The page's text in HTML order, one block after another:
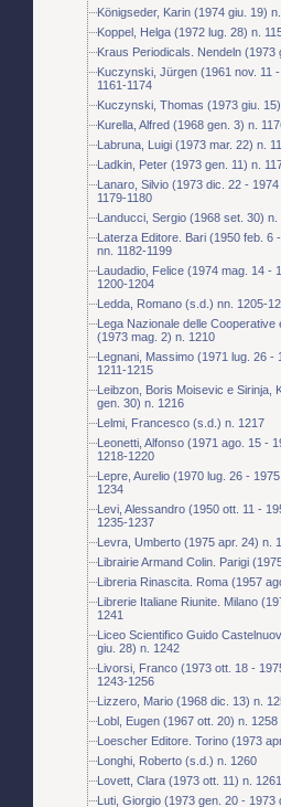
Königseder, Karin (1974 giu. 19)
Koppel, Helga (1972 lug. 28) n.
Kraus Periodicals. Nendeln (1973
Kuczynski, Jürgen (1961 nov. 11
1161-1174
Kuczynski, Thomas (1973 giu.
Kurella, Alfred (1968 gen. 3) n.
Labruna, Luigi (1973 mar. 22) n.
Ladkin, Peter (1973 gen. 11) n.
Lanaro, Silvio (1973 dic. 22 - 1974
1179-1180
Landucci, Sergio (1968 set. 30) n.
Laterza Editore. Bari (1950 feb. 6
nn. 1182-1199
Laudadio, Felice (1974 mag. 14 -
1200-1204
Ledda, Romano (s.d.) nn. 1205-
Lega Nazionale delle Cooperative
(1973 mag. 2) n. 1210
Legnani, Massimo (1971 lug. 26 -
1211-1215
Leibzon, Boris Moisevic e Sirinja,
gen. 30) n. 1216
Lelmi, Francesco (s.d.) n. 1217
Leonetti, Alfonso (1971 ago. 15 -
1218-1220
Lepre, Aurelio (1970 lug. 26 -
1234
Levi, Alessandro (1950 ott. 11 -
1235-1237
Levra, Umberto (1975 apr. 24) n.
Librairie Armand Colin. Parigi
Libreria Rinascita. Roma (1957
Librerie Italiane Riunite. Milano
1241
Liceo Scientifico Guido
giu. 28) n. 1242
Livorsi, Franco (1973 ott. 18 -
1243-1256
Lizzero, Mario (1968 dic. 13) n.
Lobl, Eugen (1967 ott. 20) n. 1258
Loescher Editore. Torino (1973
Longhi, Roberto (s.d.) n. 1260
Lovett, Clara (1973 ott. 11) n. 1261
Luti, Giorgio (1973 gen. 20 - 1973